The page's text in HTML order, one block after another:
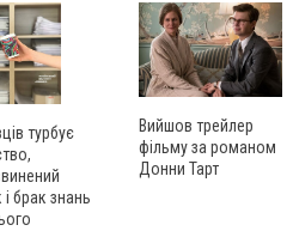
турбує
брак знань
Вийшов трейлер
фільму за романом
Донни Тарт